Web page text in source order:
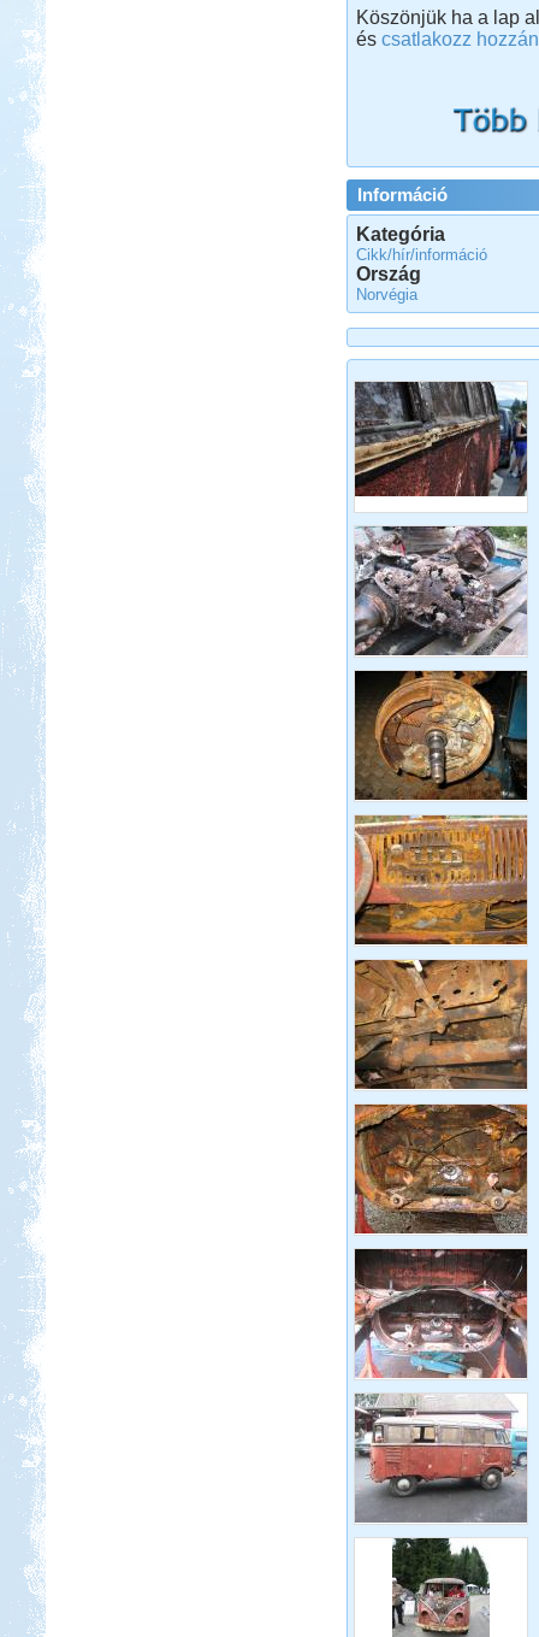
Köszönjük ha a lap
és csatlakozz
Információ
Kategória
Cikk/hír/információ
Ország
Norvégia